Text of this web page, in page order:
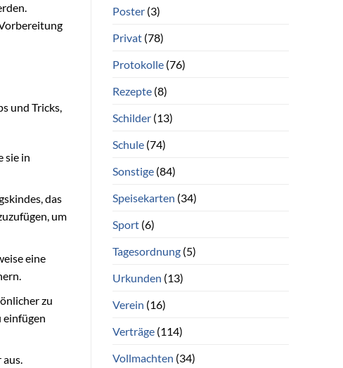
und Tricks,
sie in
das
um
eine
zu
einfügen
Poster(3)
Privat(78)
Protokolle(76)
Rezepte(8)
Schilder(13)
Schule(74)
Sonstige(84)
Speisekarten (34)
Sport(6)
Tagesordnung(5)
Urkunden (13)
Verein (16)
Verträge(114)
Vollmachten (34)